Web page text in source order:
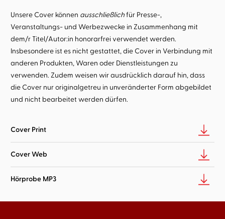
Unsere Cover können ausschließlichfür Presse-,
Veranstaltungs- und Werbezwecke in Zusammenhang mit
dem/r Titel/Autor:in honorarfrei verwendet werden.
Insbesondere ist es nicht gestattet, die Cover in Verbindung mit
anderen Produkten, Waren oder Dienstleistungen zu
verwenden. Zudem weisen wir ausdrücklich darauf hin, dass
die Cover nur originalgetreu in unveränderter Form abgebildet
und nicht bearbeitet werden dürfen.
Cover Print
Cover Web
Hörprobe MP3